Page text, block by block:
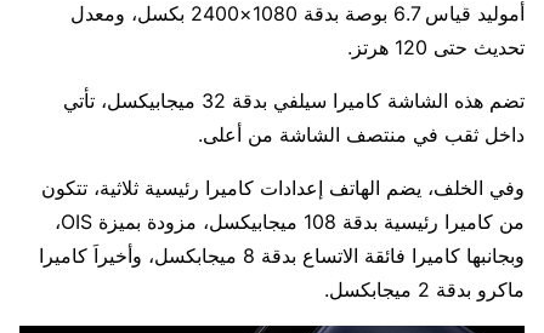
أموليد قياس 6.7 بوصة بدقة 1080×2400 بكسل، ومعدل
تحديث حتى 120 هرتز.
تضم هذه الشاشة كاميرا سيلفي بدقة 32 ميجابيكسل، تأتي
داخل ثقب في منتصف الشاشة من أعلى.
وفي الخلف، يضم الهاتف إعدادات كاميرا رئيسية ثلاثية، تتكون
من كاميرا رئيسية بدقة 108 ميجابيكسل، مزودة بميزة OIS،
وبجانبها كاميرا فائقة الاتساع بدقة 8 ميجابكسل، وأخيراَ كاميرا
ماكرو بدقة 2 ميجابكسل.